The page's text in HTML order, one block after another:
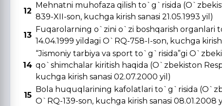
12
Mehnatni muhofaza qilish to`g`risida
839-XII-son, kuchga kirish sanasi 21.05.1993 yil)
13
Fuqarolarning o`zini o`zi boshqarish organlari
14.04.1999 yildagi O`RQ-758-I-son, kuchga kirish
14
“Jismoniy tarbiya va sport to`g`risida”gi
qo`shimchalar kiritish haqida (O`zbekiston
kuchga kirish sanasi 02.07.2000 yil)
15
Bola huquqlarining kafolatlari to`g`risida
O`RQ-139-son, kuchga kirish sanasi 08.01.2008